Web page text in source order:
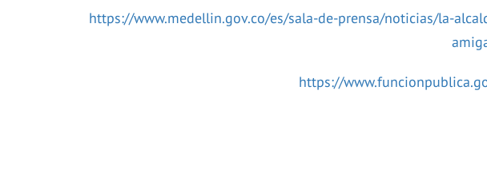
https://www.medellin.gov.co/es/sala-de-prensa/noticias/la-
https://